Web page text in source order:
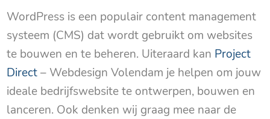
WordPress is een populair content management
systeem (CMS) dat wordt gebruikt om websites
te bouwen en te beheren. Uiteraard kan Project
Direct– Webdesign Volendam je helpen om jouw
ideale bedrijfswebsite te ontwerpen, bouwen en
lanceren. Ook denken wij graag mee naar de